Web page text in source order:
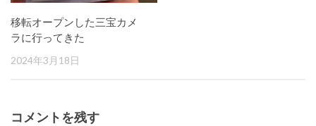
移転オープンした三宝カメ
ラに行ってきた
2024年3月18日
コメントを残す